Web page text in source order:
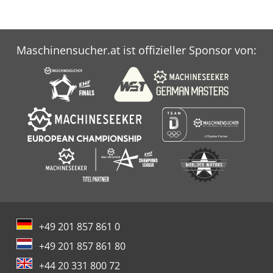
Maschinensucher.at ist offizieller Sponsor von:
+49 201 857 861 0
+49 201 857 861 80
+44 20 331 800 72